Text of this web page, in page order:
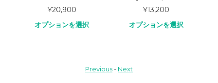
¥20,900
オプションを選択
¥13,200
オプションを選択
Previous- Next